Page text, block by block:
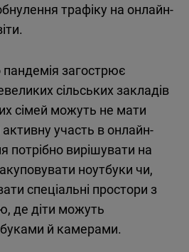
трафіку на онлайн-
загострює
сільських закладів
сімей можуть не мати
участь в онлайн-
потрібно вирішувати на
ноутбуки чи,
спеціальні простори з
де діти можуть
й камерами.